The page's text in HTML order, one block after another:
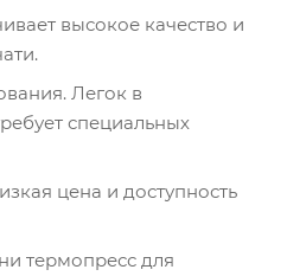
высокое качество и
Легок в
специальных
цена и доступность
термопресс для